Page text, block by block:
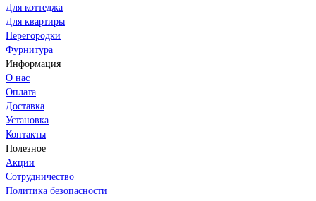
Для коттеджа
Для квартиры
Перегородки
Фурнитура
Информация
О нас
Оплата
Доставка
Установка
Контакты
Полезное
Акции
Сотрудничество
Политика безопасности